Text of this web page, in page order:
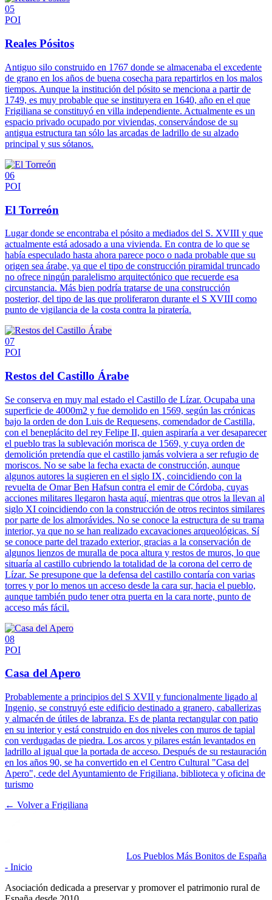
05
POI
Reales Pósitos
Antiguo silo construido en 1767 donde se almacenaba el excedente
de grano en los años de buena cosecha para repartirlos en los malos
tiempos. Aunque la institución del pósito se menciona a partir de
1749, es muy probable que se instituyera en 1640, año en el que
Frigiliana se constituyó en villa independiente. Actualmente es un
espacio privado ocupado por viviendas, conservándose de su
antigua estructura tan sólo las arcadas de ladrillo de su alzado
principal y sus sótanos.
06
POI
El Torreón
Lugar donde se encontraba el pósito a mediados del S. XVIII y que
actualmente está adosado a una vivienda. En contra de lo que se
había especulado hasta ahora parece poco o nada probable que su
origen sea árabe, ya que el tipo de construcción piramidal truncado
no ofrece ningún paralelismo arquitectónico que recuerde esa
circunstancia. Más bien podría tratarse de una construcción
posterior, del tipo de las que proliferaron durante el S XVIII como
punto de vigilancia de la costa contra la piratería.
07
POI
Restos del Castillo Árabe
Se conserva en muy mal estado el Castillo de Lízar. Ocupaba una
superficie de 4000m2 y fue demolido en 1569, según las crónicas
bajo la orden de don Luis de Requesens, comendador de Castilla,
con el beneplácito del rey Felipe II, quien aspiraría a ver desaparecer
el pueblo tras la sublevación morisca de 1569, y cuya orden de
demolición pretendía que el castillo jamás volviera a ser refugio de
moriscos. No se sabe la fecha exacta de construcción, aunque
algunos autores la sugieren en el siglo IX, coincidiendo con la
revuelta de Omar Ben Hafsun contra el emir de Córdoba, cuyas
acciones militares llegaron hasta aquí, mientras que otros la llevan al
siglo XI coincidiendo con la construcción de otros recintos similares
por parte de los almorávides. No se conoce la estructura de su trama
interior, ya que no se han realizado excavaciones arqueológicas. Sí
se conoce parte del trazado exterior, gracias a la conservación de
algunos lienzos de muralla de poca altura y restos de muros, lo que
situaría al castillo cubriendo la totalidad de la corona del cerro de
Lízar. Se presupone que la defensa del castillo contaría con varias
torres y por lo menos un acceso desde la cara sur, hacia el pueblo,
aunque también pudo tener otra puerta en la cara norte, punto de
acceso más fácil.
08
POI
Casa del Apero
Probablemente a principios del S XVII y funcionalmente ligado al
Ingenio, se construyó este edificio destinado a granero, caballerizas
y almacén de útiles de labranza. Es de planta rectangular con patio
en su interior y está construido en dos niveles con muros de tapial
con verdugadas de piedra. Los arcos y pilares están levantados en
ladrillo al igual que la portada de acceso. Después de su restauración
en los años 90, se ha convertido en el Centro Cultural "Casa del
Apero", cede del Ayuntamiento de Frigiliana, biblioteca y oficina de
turismo
← Volver a Frigiliana
Los Pueblos Más Bonitos de España
- Inicio
Asociación dedicada a preservar y promover el patrimonio rural de